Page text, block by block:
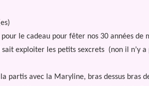
le cadeau pour fêter nos 30 années de
exploiter les petits sexcrets (non il n’y
partis avec la Maryline, bras dessus bras